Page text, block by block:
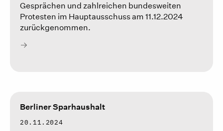
Gesprächen und zahlreichen bundesweiten
Protesten im Hauptausschuss am 11.12.2024
zurückgenommen.
Berliner Sparhaushalt
20.11.2024